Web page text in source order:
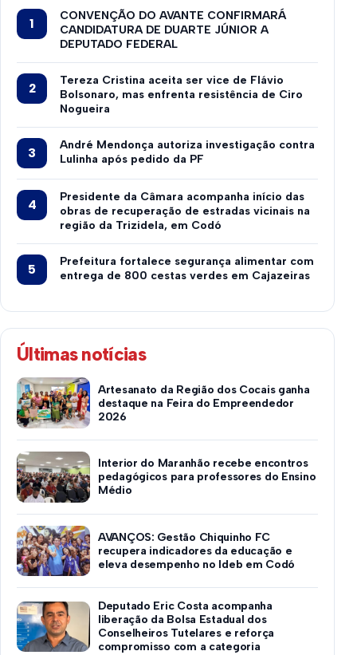
CONVENÇÃO DO AVANTE CONFIRMARÁ
CANDIDATURA DE DUARTE JÚNIOR A
DEPUTADO FEDERAL
Tereza Cristina aceita ser vice de Flávio
Bolsonaro, mas enfrenta resistência de Ciro
Nogueira
André Mendonça autoriza investigação contra
Lulinha após pedido da PF
Presidente da Câmara acompanha início das
obras de recuperação de estradas vicinais na
região da Trizidela, em Codó
Prefeitura fortalece segurança alimentar com
entrega de 800 cestas verdes em Cajazeiras
Últimas notícias
Artesanato da Região dos Cocais ganha
destaque na Feira do Empreendedor
2026
Interior do Maranhão recebe encontros
pedagógicos para professores do Ensino
Médio
AVANÇOS: Gestão Chiquinho FC
recupera indicadores da educação e
eleva desempenho no Ideb em Codó
Deputado Eric Costa acompanha
liberação da Bolsa Estadual dos
Conselheiros Tutelares e reforça
compromisso com a categoria